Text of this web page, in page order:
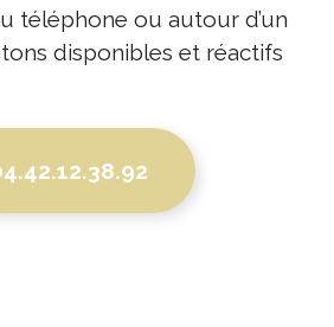
téléphone ou autour d’un
disponibles et réactifs